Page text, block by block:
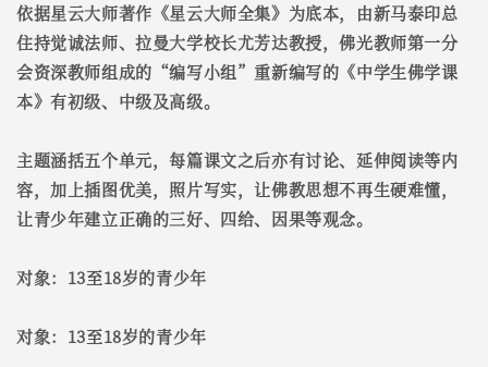
依据星云大师著作《星云大师全集》为底本，由新马泰印总
住持觉诚法师、拉曼大学校长尤芳达教授，佛光教师第一分
会资深教师组成的“编写小组”重新编写的《中学生佛学课
本》有初级、中级及高级。
主题涵括五个单元，每篇课文之后亦有讨论、延伸阅读等内
容，加上插图优美，照片写实，让佛教思想不再生硬难懂，
让青少年建立正确的三好、四给、因果等观念。
对象：13至18岁的青少年
对象：13至18岁的青少年